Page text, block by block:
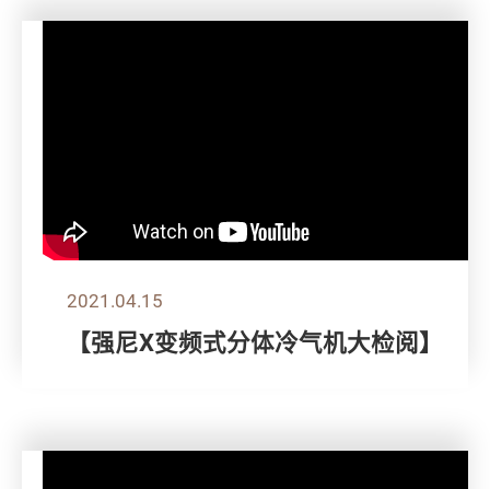
2021.04.15
【强尼X变频式分体冷气机大检阅】